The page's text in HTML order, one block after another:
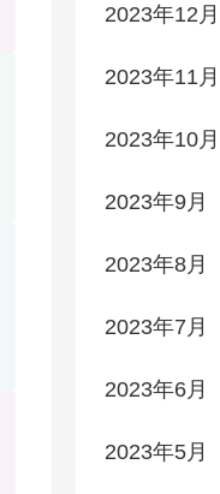
2023年12月
2023年11月
2023年10月
2023年9月
2023年8月
2023年7月
2023年6月
2023年5月